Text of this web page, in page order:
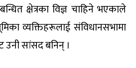
क्षेत्रका विज्ञ चाहिने भएकाले
व्यक्तिहरूलाई संविधानसभामा
उनी सांसद बनिन् ।